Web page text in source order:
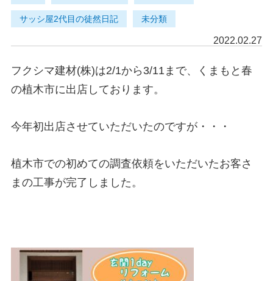
サッシ屋2代目の徒然日記 未分類
2022.02.27
フクシマ建材(株)は2/1から3/11まで、くまもと春
の植木市に出店しております。
今年初出店させていただいたのですが・・・
植木市での初めての調査依頼をいただいたお客さ
まの工事が完了しました。